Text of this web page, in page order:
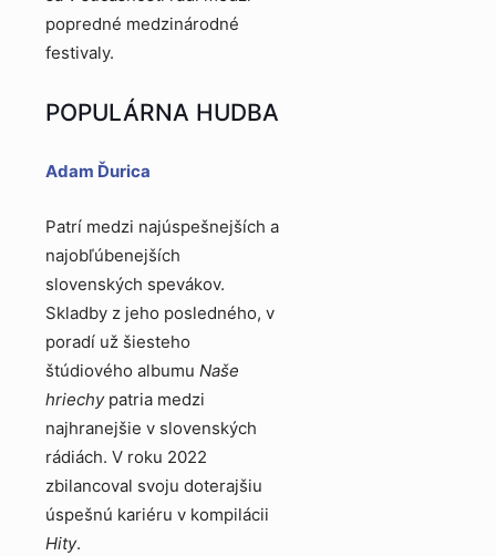
popredné medzinárodné
festivaly.
POPULÁRNA HUDBA
Adam Ďurica
Patrí medzi najúspešnejších a
najobľúbenejších
slovenských spevákov.
Skladby z jeho posledného, v
poradí už šiesteho
štúdiového albumu Naše
hriechypatria medzi
najhranejšie v slovenských
rádiách. V roku 2022
zbilancoval svoju doterajšiu
úspešnú kariéru v kompilácii
Hity.